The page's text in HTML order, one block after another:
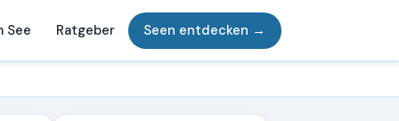
See Ratgeber Seen entdecken →